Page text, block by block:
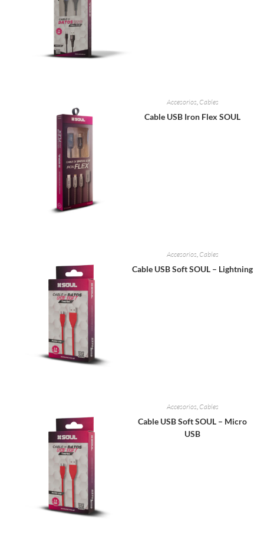
Accesorios, Cables
Cable USB Iron Flex SOUL
Accesorios, Cables
Cable USB Soft SOUL – Lightning
Accesorios, Cables
Cable USB Soft SOUL – Micro
USB